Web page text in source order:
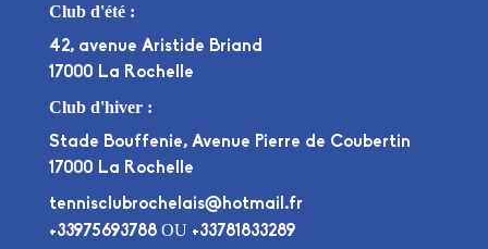
Club d'été :
42, avenue Aristide Briand
17000 La Rochelle
Club d'hiver :
Stade Bouffenie, Avenue Pierre de Coubertin
17000 La Rochelle
tennisclubrochelais@hotmail.fr
+33975693788OU +33781833289